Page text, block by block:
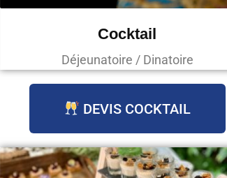
Cocktail
Déjeunatoire / Dinatoire
DEVIS COCKTAIL